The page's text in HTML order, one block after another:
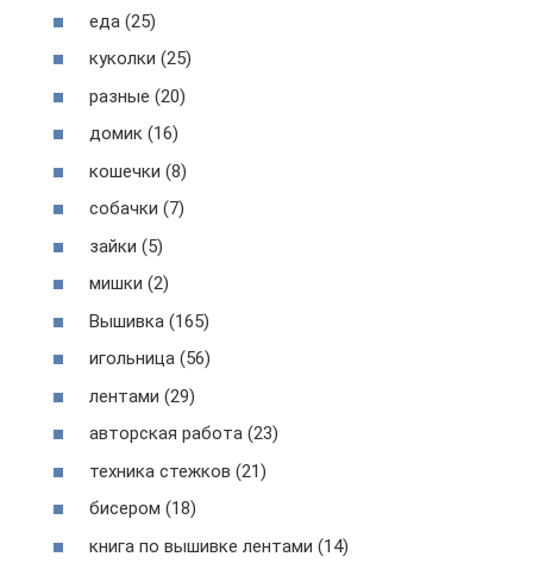
еда (25)
куколки (25)
разные (20)
домик (16)
кошечки (8)
собачки (7)
зайки (5)
мишки (2)
Вышивка (165)
игольница (56)
лентами (29)
авторская работа (23)
техника стежков (21)
бисером (18)
книга по вышивке лентами (14)